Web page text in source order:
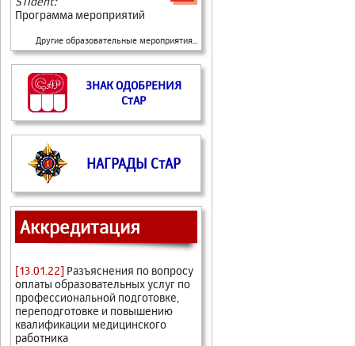
Программа мероприятий
Другие образовательные мероприятия...
ЗНАК ОДОБРЕНИЯ
СтАР
НАГРАДЫ СтАР
Аккредитация
[13.01.22] Разъяснения по вопросу
оплаты образовательных услуг по
профессиональной подготовке,
переподготовке и повышению
квалификации медицинского
работника